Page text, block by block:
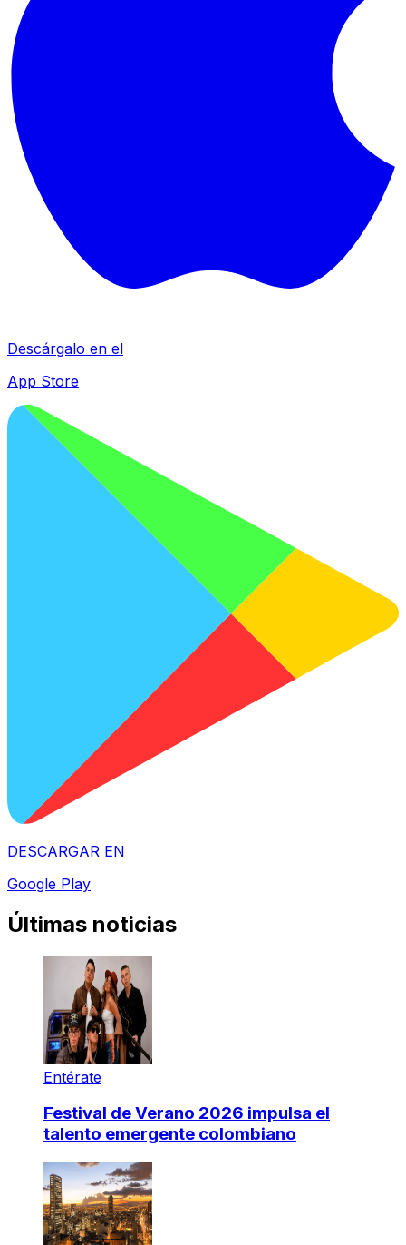
Descárgalo en el
App Store
DESCARGAR EN
Google Play
Últimas noticias
Entérate
Festival de Verano 2026 impulsa el
talento emergente colombiano